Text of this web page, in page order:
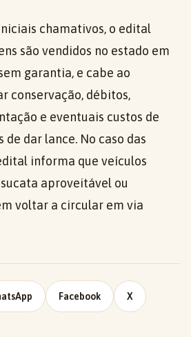
chamativos, o edital
são vendidos no estado em
garantia, e cabe ao
conservação, débitos,
e eventuais custos de
dar lance. No caso das
informa que veículos
aproveitável ou
voltar a circular em via
Facebook X